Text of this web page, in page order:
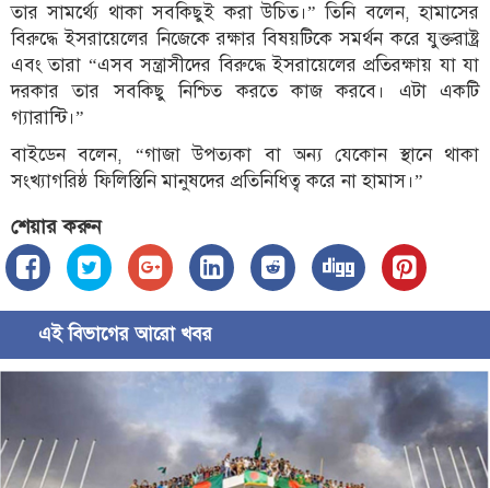
তার সামর্থ্যে থাকা সবকিছুই করা উচিত।” তিনি বলেন, হামাসের
বিরুদ্ধে ইসরায়েলের নিজেকে রক্ষার বিষয়টিকে সমর্থন করে যুক্তরাষ্ট্র
এবং তারা “এসব সন্ত্রাসীদের বিরুদ্ধে ইসরায়েলের প্রতিরক্ষায় যা যা
দরকার তার সবকিছু নিশ্চিত করতে কাজ করবে। এটা একটি
গ্যারান্টি।”
বাইডেন বলেন, “গাজা উপত্যকা বা অন্য যেকোন স্থানে থাকা
সংখ্যাগরিষ্ঠ ফিলিস্তিনি মানুষদের প্রতিনিধিত্ব করে না হামাস।”
শেয়ার করুন
এই বিভাগের আরো খবর